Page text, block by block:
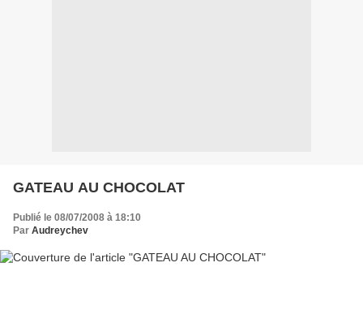
GATEAU AU CHOCOLAT
Publié le 08/07/2008 à 18:10
Par Audreychev